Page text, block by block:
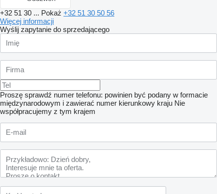
+32 51 30 ... Pokaż +32 51 30 50 56
Więcej informacji
Wyślij zapytanie do sprzedającego
Proszę sprawdź numer telefonu: powinien być podany w formacie
międzynarodowym i zawierać numer kierunkowy kraju Nie
współpracujemy z tym krajem